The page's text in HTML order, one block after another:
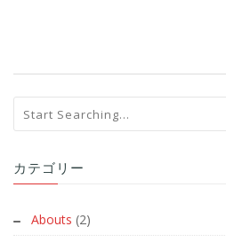
カテゴリー
Abouts (2)